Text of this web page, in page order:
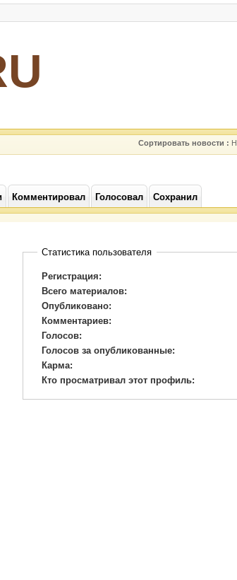
Сортировать новости :
Комментировал Голосовал Сохранил
Статистика пользователя
Регистрация:
Всего материалов:
Опубликовано:
Комментариев:
Голосов:
Голосов за опубликованные:
Карма:
Кто просматривал этот профиль: